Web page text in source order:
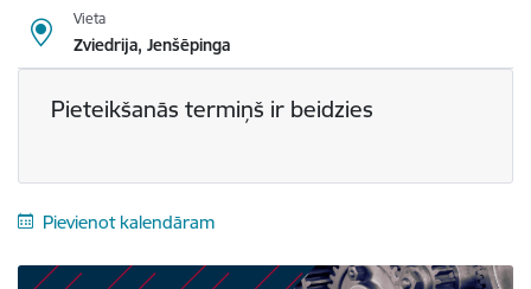
Vieta
Zviedrija, Jenšēpinga
Pieteikšanās termiņš ir beidzies
Pievienot kalendāram